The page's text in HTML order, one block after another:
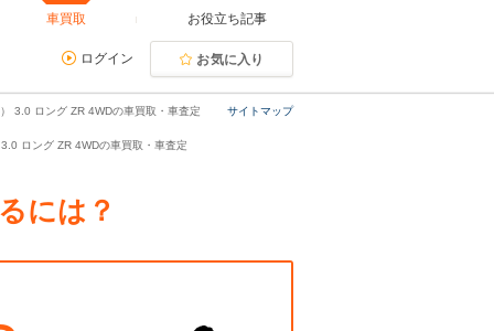
車買取 お役立ち記事
ログイン お気に入り
サイトマップ
3.0 ロング ZR 4WDの車買取・車査定
ロング ZR 4WDの車買取・車査定
には？